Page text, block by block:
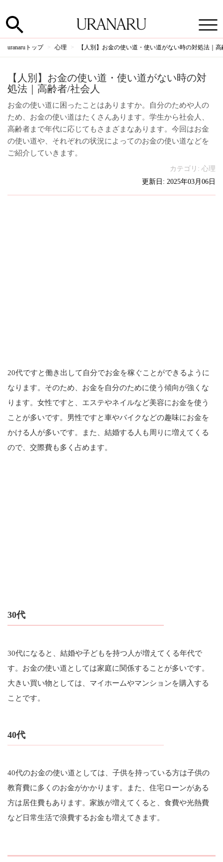
uranaruトップ 心理 【人別】お金の使い道・使い道がない時の対処法｜
【人別】お金の使い道・使い道がない時の対
処法｜高齢者/社会人
お金の使い道に困ったことはありますか。自分のためや人の
ため、お金の使い道はたくさんあります。学生から社会人、
高齢者まで年代に応じてもさまざまなあります。今回はお金
の使い道や、それぞれの状況によってのお金の使い道などを
ご紹介していきます。
カテゴリ: 心理
更新日: 2025年03月06日
20代ですと働き出して自分でお金を稼ぐことができるように
なります。そのため、お金を自分のために使う傾向が強くな
ります。女性ですと、エステやネイルなど美容にお金を使う
ことが多いです。男性ですと車やバイクなどの趣味にお金を
かける人が多いです。また、結婚する人も周りに増えてくる
ので、交際費も多く占めます。
30代
30代になると、結婚や子どもを持つ人が増えてくる年代で
す。お金の使い道としては家庭に関係することが多いです。
大きい買い物としては、マイホームやマンションを購入する
ことです。
40代
40代のお金の使い道としては、子供を持っている方は子供の
教育費に多くのお金がかかります。また、住宅ローンがある
方は居住費もあります。家族が増えてくると、食費や光熱費
など日常生活で浪費するお金も増えてきます。